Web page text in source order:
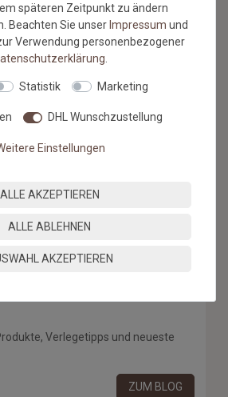
dass ich dieDaten­schutz­erklärunggelesen
kann ich jederzeit widerrufen.**
ABONNIEREN
** Hierbei handelt es sich um ein Pflichtfeld.
Newsletter erklären Sie sich damit
Den Newsletter können Sie jederzeit
AUCH
Verlegetipps und neueste
ZUM BLOG
späteren Zeitpunkt zu ändern
Beachten Sie unserImpressum und
Verwendung personenbezogener
Statistik Marketing
DHL Wunschzustellung
Einstellungen
ALLE AKZEPTIEREN
ALLE ABLEHNEN
AKZEPTIEREN